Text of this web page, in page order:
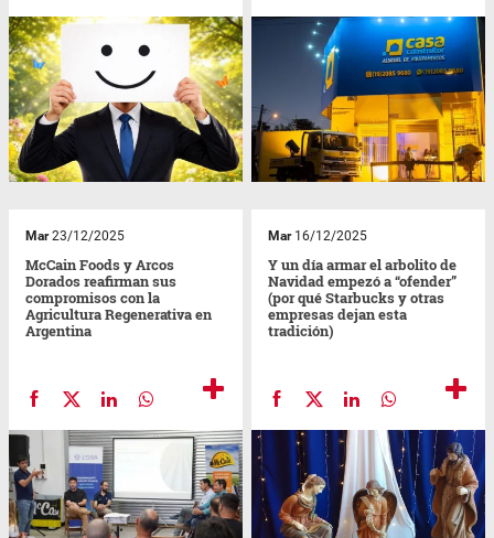
Mar23/12/2025
McCain Foods y Arcos
Dorados reafirman sus
compromisos con la
Agricultura Regenerativa en
Argentina
Mar16/12/2025
Y un día armar el arbolito de
Navidad empezó a “ofender”
(por qué Starbucks y otras
empresas dejan esta
tradición)